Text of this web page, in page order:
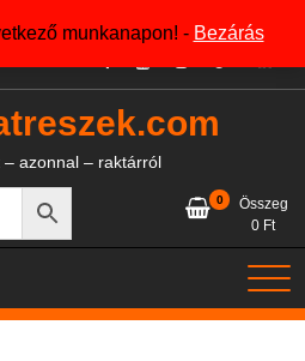
munkanapon! - Bezárás
– azonnal – raktárról
0
Összeg
0 Ft